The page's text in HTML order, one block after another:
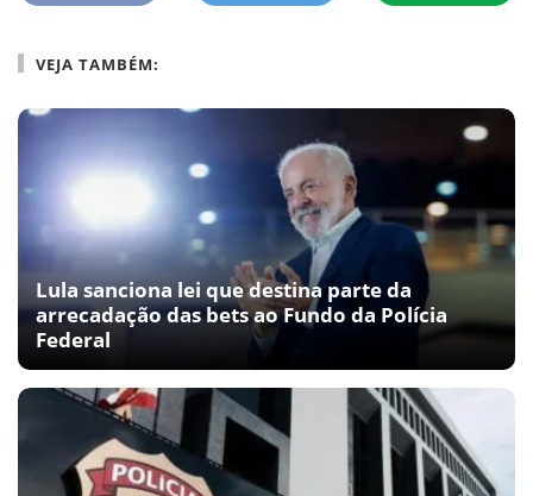
VEJA TAMBÉM:
Lula sanciona lei que destina parte da
arrecadação das bets ao Fundo da Polícia
Federal